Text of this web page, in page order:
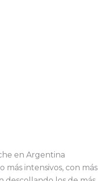
en Argentina
más intensivos, con más